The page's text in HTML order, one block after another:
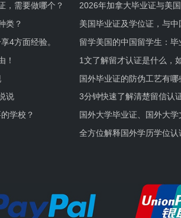
，需要做哪个？
类？
4方面经验。
！
说
学校？
2026年加拿大毕业证与美
美国毕业证及学位证，与中
留学美国的中国留学生：
1文了解留才认证是什么，
国外毕业证的防伪工艺有哪
3分钟快速了解清楚留信认证
国外大学毕业证、国外大
全方位解释国外学历学位认